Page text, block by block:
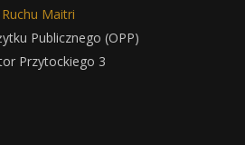
Maitri
Publicznego (OPP)
Przytockiego 3